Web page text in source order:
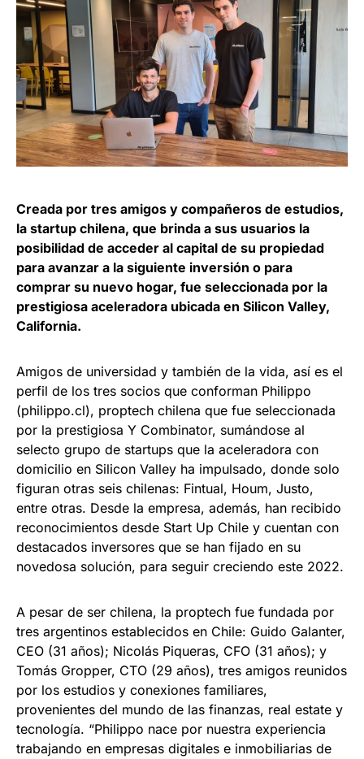
Creada por tres amigos y compañeros de estudios,
la startup chilena, que brinda a sus usuarios la
posibilidad de acceder al capital de su propiedad
para avanzar a la siguiente inversión o para
comprar su nuevo hogar, fue seleccionada por la
prestigiosa aceleradora ubicada en Silicon Valley,
California.
Amigos de universidad y también de la vida, así es el
perfil de los tres socios que conforman Philippo
(philippo.cl), proptech chilena que fue seleccionada
por la prestigiosa Y Combinator, sumándose al
selecto grupo de startups que la aceleradora con
domicilio en Silicon Valley ha impulsado, donde solo
figuran otras seis chilenas: Fintual, Houm, Justo,
entre otras. Desde la empresa, además, han recibido
reconocimientos desde Start Up Chile y cuentan con
destacados inversores que se han fijado en su
novedosa solución, para seguir creciendo este 2022.
A pesar de ser chilena, la proptech fue fundada por
tres argentinos establecidos en Chile: Guido Galanter,
CEO (31 años); Nicolás Piqueras, CFO (31 años); y
Tomás Gropper, CTO (29 años), tres amigos reunidos
por los estudios y conexiones familiares,
provenientes del mundo de las finanzas, real estate y
tecnología. “Philippo nace por nuestra experiencia
trabajando en empresas digitales e inmobiliarias de